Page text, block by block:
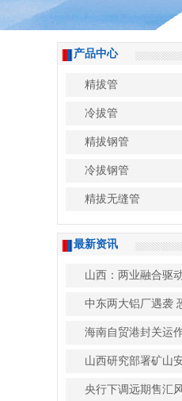
产品中心
精拔管
冷拔管
精拔钢管
冷拔钢管
精拔无缝管
最新资讯
山西：两业融合驱
中东两大铝厂遇袭
海南自贸港封关运
山西研究部署矿山
央行下调远期售汇